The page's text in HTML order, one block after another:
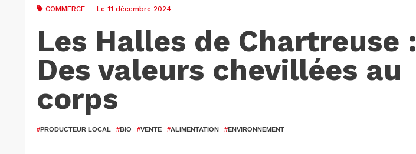
COMMERCE — Le 11 décembre 2024
Les Halles de Chartreuse :
Des valeurs chevillées au
corps
#PRODUCTEUR LOCAL #BIO #VENTE #ALIMENTATION #ENVIRONNEMENT